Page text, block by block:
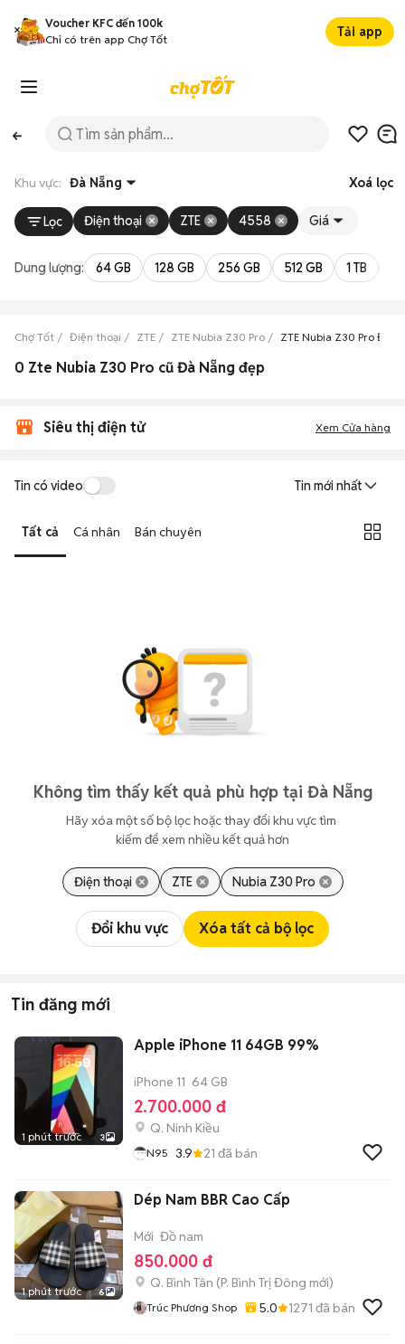
Voucher KFC đến 100k
Chỉ có trên app Chợ Tốt
Tải app
Khu vực: Đà Nẵng Xoá lọc
Lọc Điện thoại ZTE 4558 Giá
Dung lượng: 64 GB 128 GB 256 GB 512 GB 1 TB
Chợ Tốt Điện thoại ZTE ZTE Nubia Z30 Pro ZTE Nubia Z30 Pro Đà
0 Zte Nubia Z30 Pro cũ Đà Nẵng đẹp
Siêu thị điện tử Xem Cửa hàng
Tin có video Tin mới nhất
Tất cả Cá nhân Bán chuyên
Không tìm thấy kết quả phù hợp tại Đà Nẵng
Hãy xóa một số bộ lọc hoặc thay đổi khu vực tìm
kiếm để xem nhiều kết quả hơn
Điện thoại ZTE Nubia Z30 Pro
Đổi khu vực Xóa tất cả bộ lọc
Tin đăng mới
1 phút trước 3
Apple iPhone 11 64GB 99%
iPhone 11 64 GB
2.700.000 đ
Q. Ninh Kiều
N95 3.9 21 đã bán
1 phút trước 6
Dép Nam BBR Cao Cấp
Mới Đồ nam
850.000 đ
Q. Bình Tân (P. Bình Trị Đông mới)
Trúc Phương Shop 5.0 1271 đã bán